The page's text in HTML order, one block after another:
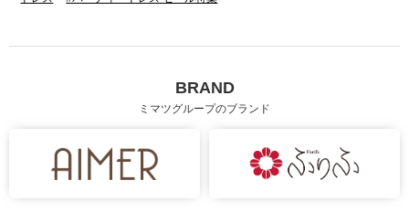
BRAND
ミマツグループのブランド